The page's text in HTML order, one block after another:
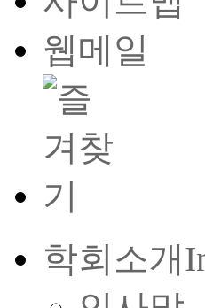
웹메일
학회소개